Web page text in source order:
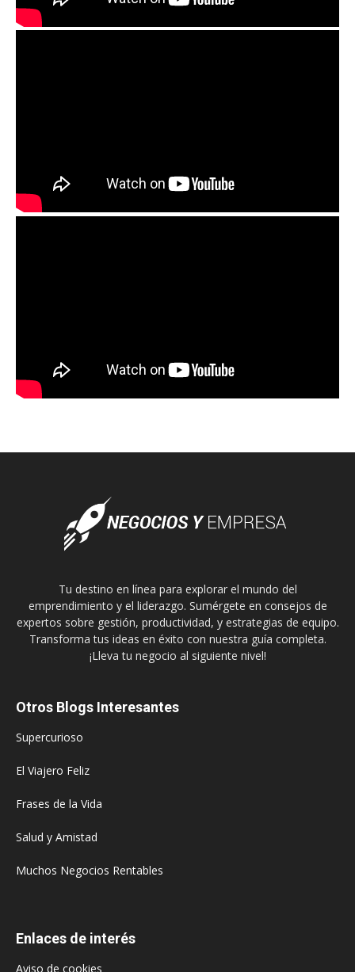
Tu destino en línea para explorar el mundo del
emprendimiento y el liderazgo. Sumérgete en consejos de
expertos sobre gestión, productividad, y estrategias de equipo.
Transforma tus ideas en éxito con nuestra guía completa.
¡Lleva tu negocio al siguiente nivel!
Otros Blogs Interesantes
Supercurioso
El Viajero Feliz
Frases de la Vida
Salud y Amistad
Muchos Negocios Rentables
Enlaces de interés
Aviso de cookies